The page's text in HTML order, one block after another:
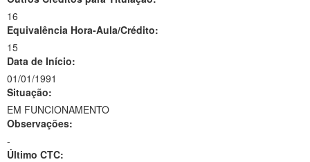
16
Equivalência Hora-Aula/Crédito:
15
Data de Início:
01/01/1991
Situação:
EM FUNCIONAMENTO
Observações:
-
Último CTC: